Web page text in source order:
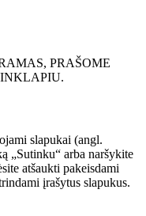
PRAŠOME
slapukai (angl.
„Sutinku“ arba naršykite
atšaukti pakeisdami
įrašytus slapukus.